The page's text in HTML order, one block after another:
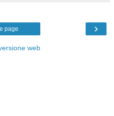
›
page
web